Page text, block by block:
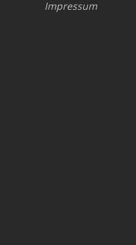
Impressum